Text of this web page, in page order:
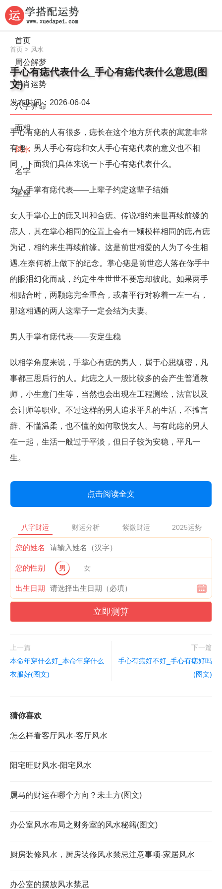
首页
周公解梦
生肖运势
八字算命
面相
风水
名字
星座
首页 > 风水
手心有痣代表什么_手心有痣代表什么意思(图
文)
发布时间：2026-06-04
手心有痣的人有很多，痣长在这个地方所代表的寓意非常
有趣，男人手心有痣和女人手心有痣代表的意义也不相
同，下面我们具体来说一下手心有痣代表什么。
女人手掌有痣代表——上辈子约定这辈子结婚
女人手掌心上的痣又叫和合痣。传说相约来世再续前缘的
恋人，其在掌心相同的位置上会有一颗模样相同的痣,有痣
为记，相约来生再续前缘。这是前世相爱的人为了今生相
遇,在奈何桥上做下的纪念。掌心痣是前世恋人落在你手中
的眼泪幻化而成，约定生生世世不要忘却彼此。如果两手
相贴合时，两颗痣完全重合，或者平行对称着一左一右，
那这相遇的两人这辈子一定会结为夫妻。
男人手掌有痣代表——安定生稳
以相学角度来说，手掌心有痣的男人，属于心思缜密，凡
事都三思后行的人。此痣之人一般比较多的会产生普通教
师，小生意门生等，当然也会出现在工程测绘，法官以及
会计师等职业。不过这样的男人追求平凡的生活，不擅言
辞、不懂温柔，也不懂的如何取悦女人。与有此痣的男人
在一起，生活一般过于平淡，但日子较为安稳，平凡一
生。
点击阅读全文
八字财运 财运分析 紫微财运 2025运势
您的姓名
您的性别 男 女
出生日期
立即测算
上一篇
本命年穿什么好_本命年穿什么
衣服好(图文)
下一篇
手心有痣好不好_手心有痣好吗
(图文)
猜你喜欢
怎么样看客厅风水-客厅风水
阳宅旺财风水-阳宅风水
属马的财运在哪个方向？未土方(图文)
办公室风水布局之财务室的风水秘籍(图文)
厨房装修风水，厨房装修风水禁忌注意事项-家居风水
办公室的摆放风水禁忌